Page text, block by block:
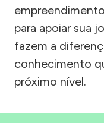
para apoiar sua
fazem a
conhecimento
próximo nível.